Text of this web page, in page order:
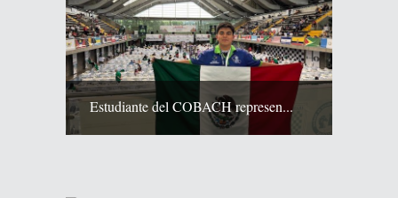
Estudiante del COBACH represen...